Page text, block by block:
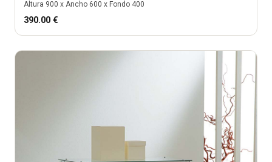
Altura 900 x Ancho 600 x Fondo 400
390.00 €